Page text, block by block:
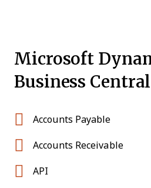
Microsoft
Business
Accounts Payable
Accounts Receivable
API